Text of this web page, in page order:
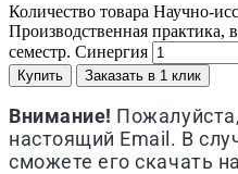
Количество товара Научно-
Производственная практика,
семестр. Синергия
Купить Заказать в 1 клик
Внимание!
настоящий Email. В
сможете его скачать